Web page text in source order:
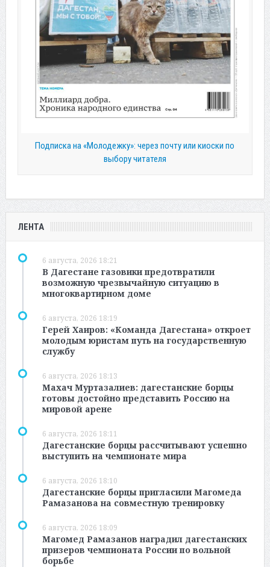
Подписка на «Молодежку»: через почту или киоски по
выбору читателя
ЛЕНТА
6 августа, 2026 18:21
В Дагестане газовики предотвратили
возможную чрезвычайную ситуацию в
многоквартирном доме
6 августа, 2026 18:19
Герей Хаиров: «Команда Дагестана» откроет
молодым юристам путь на государственную
службу
6 августа, 2026 18:13
Махач Муртазалиев: дагестанские борцы
готовы достойно представить Россию на
мировой арене
6 августа, 2026 18:11
Дагестанские борцы рассчитывают успешно
выступить на чемпионате мира
6 августа, 2026 18:10
Дагестанские борцы пригласили Магомеда
Рамазанова на совместную тренировку
6 августа, 2026 18:09
Магомед Рамазанов наградил дагестанских
призеров чемпионата России по вольной
борьбе